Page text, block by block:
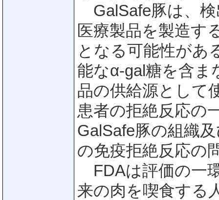
GalSafe豚は、検
医療製品を製造す
となる可能性があ
能なα-gal糖を含ま
品の供給源として
患者の拒絶反応の
GalSafe豚の組織
の免疫拒絶反応の
FDAは評価の一
来の肉を喫食する